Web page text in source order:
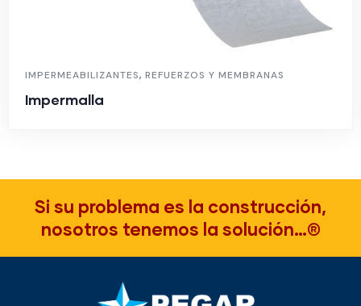
IMPERMEABILIZANTES, REFUERZOS Y MEMBRANAS
Impermalla
Si su problema es la construcción,
nosotros tenemos la solución…®